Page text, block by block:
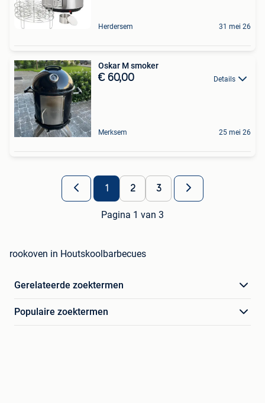
Herdersem 31 mei 26
Oskar M smoker
€ 60,00 Details
Merksem 25 mei 26
1 2 3
Pagina 1 van 3
rookoven in Houtskoolbarbecues
Gerelateerde zoektermen
Populaire zoektermen